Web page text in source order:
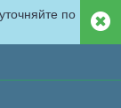
по